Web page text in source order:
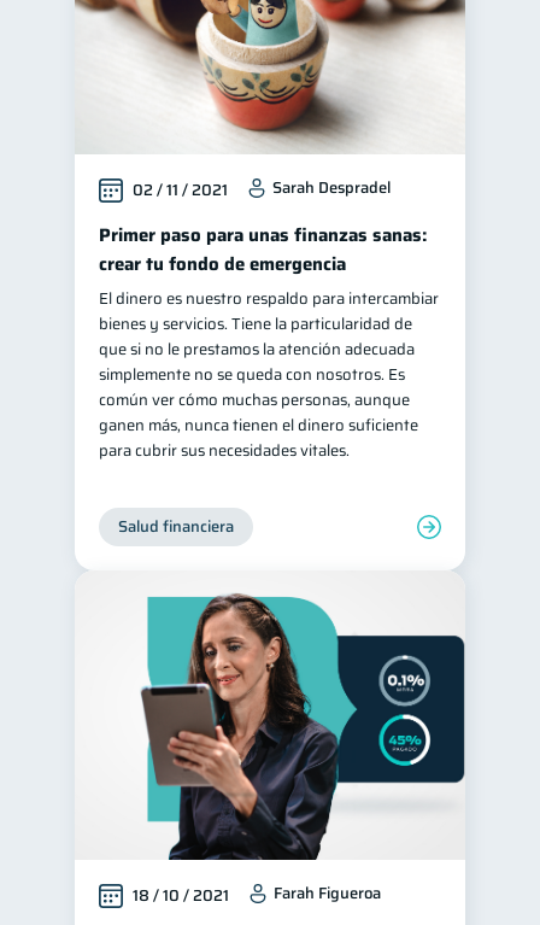
02 / 11 / 2021 Sarah Despradel
Primer paso para unas finanzas sanas:
crear tu fondo de emergencia
El dinero es nuestro respaldo para intercambiar
bienes y servicios. Tiene la particularidad de
que si no le prestamos la atención adecuada
simplemente no se queda con nosotros. Es
común ver cómo muchas personas, aunque
ganen más, nunca tienen el dinero suficiente
para cubrir sus necesidades vitales.
Salud financiera
18 / 10 / 2021 Farah Figueroa